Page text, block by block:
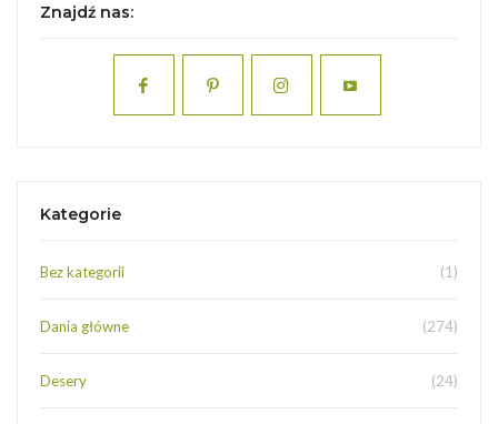
Znajdź nas:
Kategorie
Bez kategorii (1)
Dania główne (274)
Desery (24)